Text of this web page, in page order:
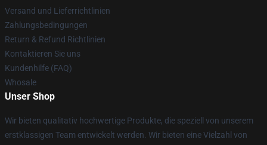
Versand und Lieferrichtlinien
Zahlungsbedingungen
Return & Refund Richtlinien
Kontaktieren Sie uns
Kundenhilfe (FAQ)
Whosale
Unser Shop
Wir bieten qualitativ hochwertige Produkte, die speziell von unserem
erstklassigen Team entwickelt werden. Wir bieten eine Vielzahl von